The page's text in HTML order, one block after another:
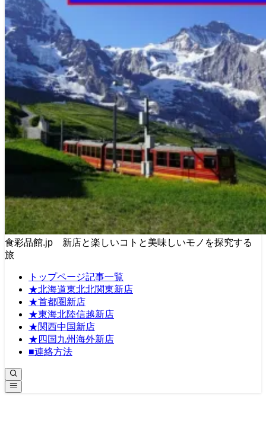
食彩品館.jp 新店と楽しいコトと美味しいモノを探究する
旅
トップページ記事一覧
★北海道東北北関東新店
★首都圏新店
★東海北陸信越新店
★関西中国新店
★四国九州海外新店
■連絡方法